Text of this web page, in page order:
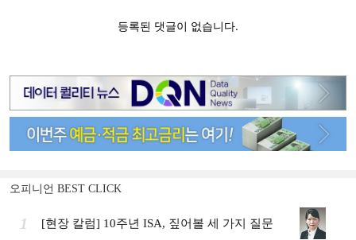
오피니언 BEST CLICK
1 [현장 칼럼] 10주년 ISA, 짚어볼 세 가지 질문